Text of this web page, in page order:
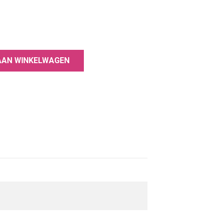
klassieke tinten
WINKELWAGEN